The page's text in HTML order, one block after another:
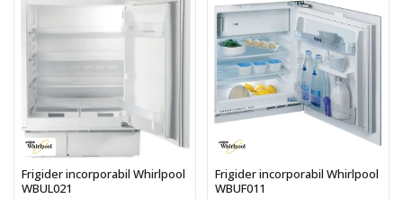
Frigider incorporabil Whirlpool
WBUL021
Frigider incorporabil Whirlpool
WBUF011